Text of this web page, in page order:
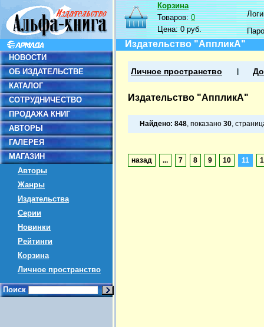
НОВОСТИ
ОБ ИЗДАТЕЛЬСТВЕ
КАТАЛОГ
СОТРУДНИЧЕСТВО
ПРОДАЖА КНИГ
АВТОРЫ
ГАЛЕРЕЯ
МАГАЗИН
Авторы
Жанры
Издательства
Серии
Новинки
Рейтинги
Корзина
Личное пространство
Поиск
Корзина
Товаров:0
Цена:0 руб.
Издательство "АппликА"
Личное пространство
Издательство "АппликА"
Найдено: 848, показано 30,
назад ... 7 8 9 10 11